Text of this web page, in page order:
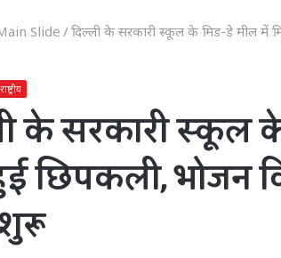
Slide/दिल्ली के सरकारी स्कूल के मिड-डे मील में
राष्ट्रीय
के सरकारी स्कूल
छिपकली, भोजन